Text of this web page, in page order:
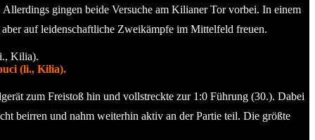
gingen beide Versuche am Kilianer Tor vorbei. In einem
auf leidenschaftliche Zweikämpfe im Mittelfeld freuen.
(li., Kilia).
zum Freistoß hin und vollstreckte zur 1:0 Führung (30.). Dabei
beirren und nahm weiterhin aktiv an der Partie teil. Die größte